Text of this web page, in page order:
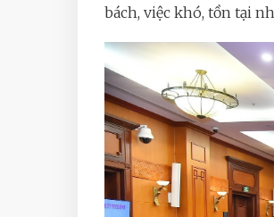
bách, việc khó, tồn tại